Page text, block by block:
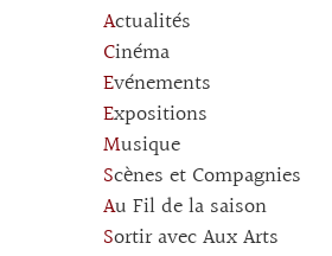
Actualités
Cinéma
Evénements
Expositions
Musique
Scènes et Compagnies
Au Fil de la saison
Sortir avec Aux Arts